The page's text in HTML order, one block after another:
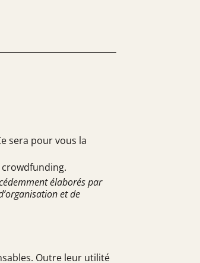
sera pour vous la
élaborés par
et de
Outre leur utilité